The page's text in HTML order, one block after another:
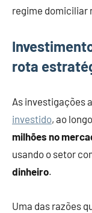
regime domiciliar
rota
As investigações
investido, ao
milhões no
usando o setor
dinheiro.
Uma das razões